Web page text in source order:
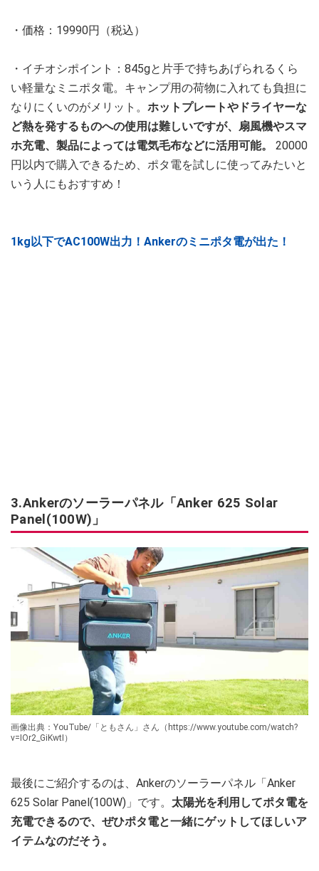
・価格：19990円（税込）
・イチオシポイント：845gと片手で持ちあげられるくら
い軽量なミニポタ電。キャンプ用の荷物に入れても負担に
なりにくいのがメリット。 ホットプレートやドライヤーな
ど熱を発するものへの使用は難しいですが、扇風機やスマ
ホ充電、製品によっては電気毛布などに活用可能。
20000
円以内で購入できるため、ポタ電を試しに使ってみたいと
いう人にもおすすめ！
1kg以下でAC100W出力！Ankerのミニポタ電が出た！
3.Ankerのソーラーパネル「Anker 625 Solar
Panel(100W)」
画像出典：YouTube/「ともさん」さん（https://www.youtube.com/watch?
v=IOr2_GiKwtI）
最後にご紹介するのは、Ankerのソーラーパネル「Anker
625 Solar Panel(100W)」です。 太陽光を利用してポタ電を
充電できるので、ぜひポタ電と一緒にゲットしてほしいア
イテムなのだそう。